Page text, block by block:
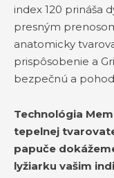
index 120 prináša
presným
anatomicky
prispôsobenie a
bezpečnú a
Technológia
tepelnej
papuče
lyžiarku vašim